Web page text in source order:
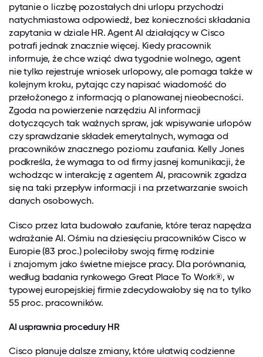
pytanie o liczbę pozostałych dni urlopu przychodzi
natychmiastowa odpowiedź, bez konieczności składania
zapytania w dziale HR. Agent AI działający w Cisco
potrafi jednak znacznie więcej. Kiedy pracownik
informuje, że chce wziąć dwa tygodnie wolnego, agent
nie tylko rejestruje wniosek urlopowy, ale pomaga także w
kolejnym kroku, pytając czy napisać wiadomość do
przełożonego z informacją o planowanej nieobecności.
Zgoda na powierzenie narzędziu AI informacji
dotyczących tak ważnych spraw, jak wpisywanie urlopów
czy sprawdzanie składek emerytalnych, wymaga od
pracowników znacznego poziomu zaufania. Kelly Jones
podkreśla, że wymaga to od firmy jasnej komunikacji, że
wchodząc w interakcję z agentem AI, pracownik zgadza
się na taki przepływ informacji i na przetwarzanie swoich
danych osobowych.
Cisco przez lata budowało zaufanie, które teraz napędza
wdrażanie AI. Ośmiu na dziesięciu pracowników Cisco w
Europie (83 proc.) poleciłoby swoją firmę rodzinie
i znajomym jako świetne miejsce pracy. Dla porównania,
według badania rynkowego Great Place To Work®, w
typowej europejskiej firmie zdecydowałoby się na to tylko
55 proc. pracowników.
AI usprawnia procedury HR
Cisco planuje dalsze zmiany, które ułatwią codzienne